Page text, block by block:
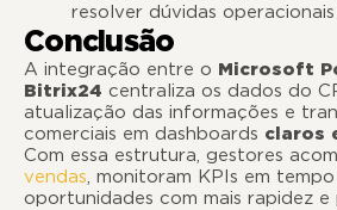
resolver dúvidas
Conclusão
A integração entre o Microsoft
Bitrix24 centraliza os dados do
atualização das informações e
comerciais em dashboards claros
Com essa estrutura, gestores
vendas, monitoram KPIs em
oportunidades com mais rapidez e